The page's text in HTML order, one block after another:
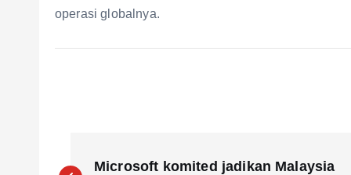
operasi globalnya.
Microsoft komited jadikan Malaysia